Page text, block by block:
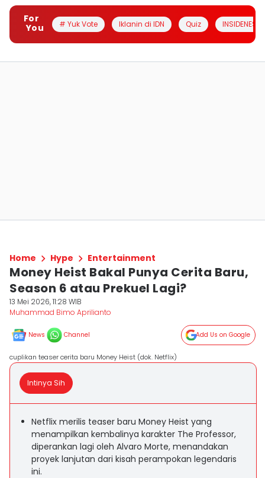
For
You
# Yuk Vote Iklanin di IDN Quiz INSIDENESIA
Home Hype Entertainment
Money Heist Bakal Punya Cerita Baru,
Season 6 atau Prekuel Lagi?
13 Mei 2026, 11:28 WIB
Muhammad Bimo Aprilianto
News Channel Add Us on Google
cuplikan teaser cerita baru Money Heist (dok. Netflix)
Intinya Sih
Netflix merilis teaser baru Money Heist yang
menampilkan kembalinya karakter The Professor,
diperankan lagi oleh Alvaro Morte, menandakan
proyek lanjutan dari kisah perampokan legendaris
ini.